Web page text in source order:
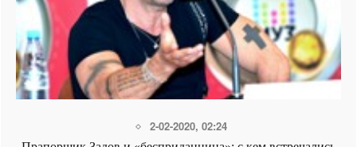
2-02-2020, 02:24